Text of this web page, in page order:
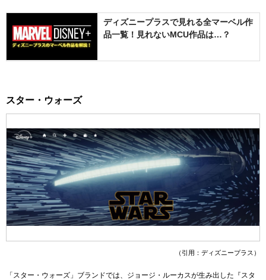
ディズニープラスで見れる全マーベル作
品一覧！見れないMCU作品は…？
スター・ウォーズ
（引用：ディズニープラス）
「スター・ウォーズ」ブランドでは、ジョージ・ルーカスが生み出した『スタ